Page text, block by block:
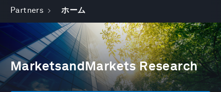
Partners ホーム
MarketsandMarkets Research